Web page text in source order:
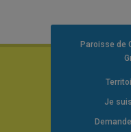
Paroisse de
Je